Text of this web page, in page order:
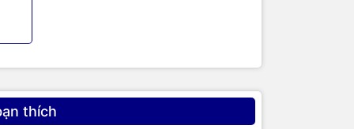
thích
tôi